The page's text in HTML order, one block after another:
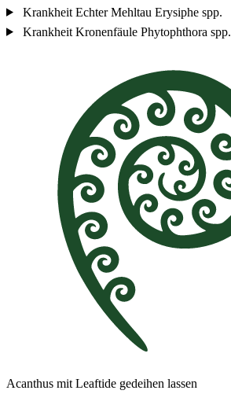
Krankheit Echter Mehltau Erysiphe spp.
Krankheit Kronenfäule Phytophthora spp.
Acanthus mit Leaftide gedeihen lassen